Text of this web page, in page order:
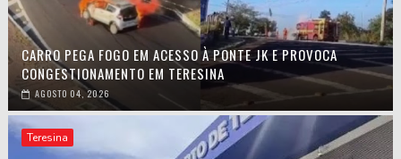
CARRO PEGA FOGO EM ACESSO À PONTE JK E PROVOCA
CONGESTIONAMENTO EM TERESINA
AGOSTO 04, 2026
Teresina